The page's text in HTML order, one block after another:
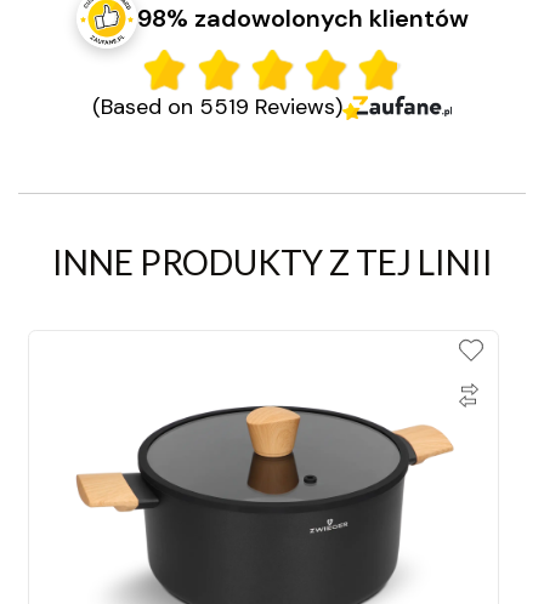
98% zadowolonych klientów
(Based on 5519 Reviews)
INNE PRODUKTY Z TEJ LINII